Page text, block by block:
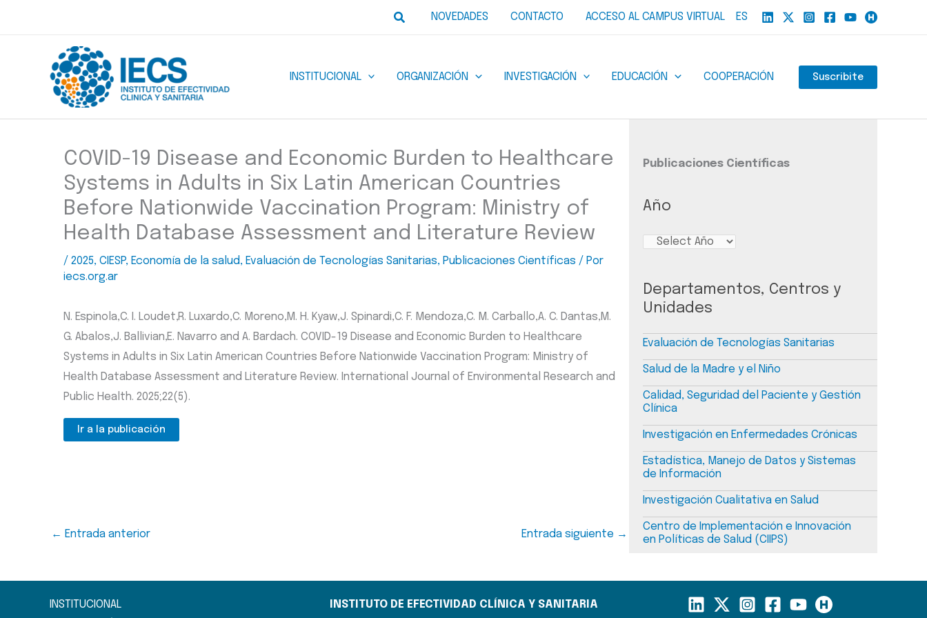
BuscarNOVEDADES CONTACTO ACCESO AL CAMPUS VIRTUAL ES
INSTITUCIONAL ORGANIZACIÓN INVESTIGACIÓN EDUCACIÓN COOPERACIÓN Suscribite
COVID-19 Disease and Economic Burden to Healthcare
Systems in Adults in Six Latin American Countries
Before Nationwide Vaccination Program: Ministry of
Health Database Assessment and Literature Review
/ 2025, CIESP, Economía de la salud, Evaluación de Tecnologías Sanitarias, Publicaciones Científicas / Por
iecs.org.ar
N. Espinola,C. I. Loudet,R. Luxardo,C. Moreno,M. H. Kyaw,J. Spinardi,C. F. Mendoza,C. M. Carballo,A. C. Dantas,M.
G. Abalos,J. Ballivian,E. Navarro and A. Bardach. COVID-19 Disease and Economic Burden to Healthcare
Systems in Adults in Six Latin American Countries Before Nationwide Vaccination Program: Ministry of
Health Database Assessment and Literature Review. International Journal of Environmental Research and
Public Health. 2025;22(5).
Ir a la publicación
← Entrada anterior Entrada siguiente →
Publicaciones Científicas
Año
Departamentos, Centros y
Unidades
Evaluación de Tecnologías Sanitarias
Salud de la Madre y el Niño
Calidad, Seguridad del Paciente y Gestión
Clínica
Investigación en Enfermedades Crónicas
Estadística, Manejo de Datos y Sistemas
de Información
Investigación Cualitativa en Salud
Centro de Implementación e Innovación
en Políticas de Salud (CIIPS)
INSTITUCIONAL INSTITUTO DE EFECTIVIDAD CLÍNICA Y SANITARIA